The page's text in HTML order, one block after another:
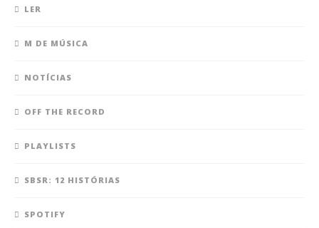
LER
M DE MÚSICA
NOTÍCIAS
OFF THE RECORD
PLAYLISTS
SBSR: 12 HISTÓRIAS
SPOTIFY